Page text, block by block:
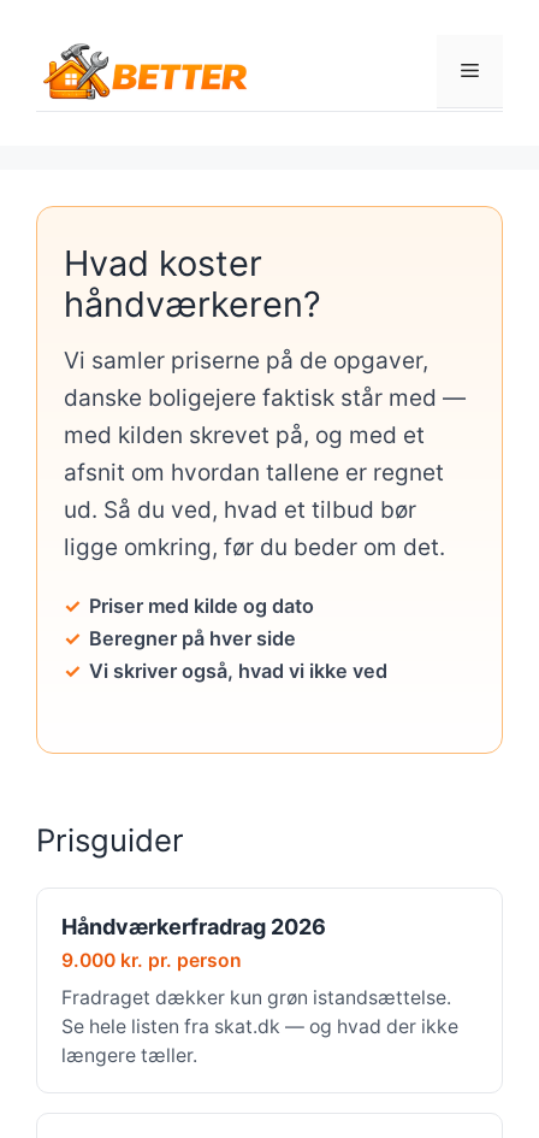
indhold
Menu
Hvad koster
håndværkeren?
Vi samler priserne på de opgaver,
danske boligejere faktisk står med —
med kilden skrevet på, og med et
afsnit om hvordan tallene er regnet
ud. Så du ved, hvad et tilbud bør
ligge omkring, før du beder om det.
Priser med kilde og dato
Beregner på hver side
Vi skriver også, hvad vi ikke ved
Prisguider
Håndværkerfradrag 2026
9.000 kr. pr. person
Fradraget dækker kun grøn istandsættelse.
Se hele listen fra skat.dk — og hvad der ikke
længere tæller.